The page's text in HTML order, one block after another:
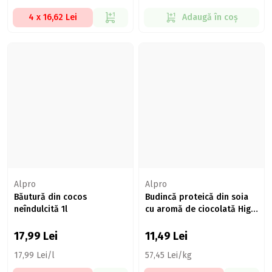
4 x 16,62 Lei Adaugă în coș
Alpro
Băutură din cocos
neîndulcită 1l
17,99 Lei
17,99 Lei/l
Alpro
Budincă proteică din soia
cu aromă de ciocolată High
11,49 Lei
57,45 Lei/kg